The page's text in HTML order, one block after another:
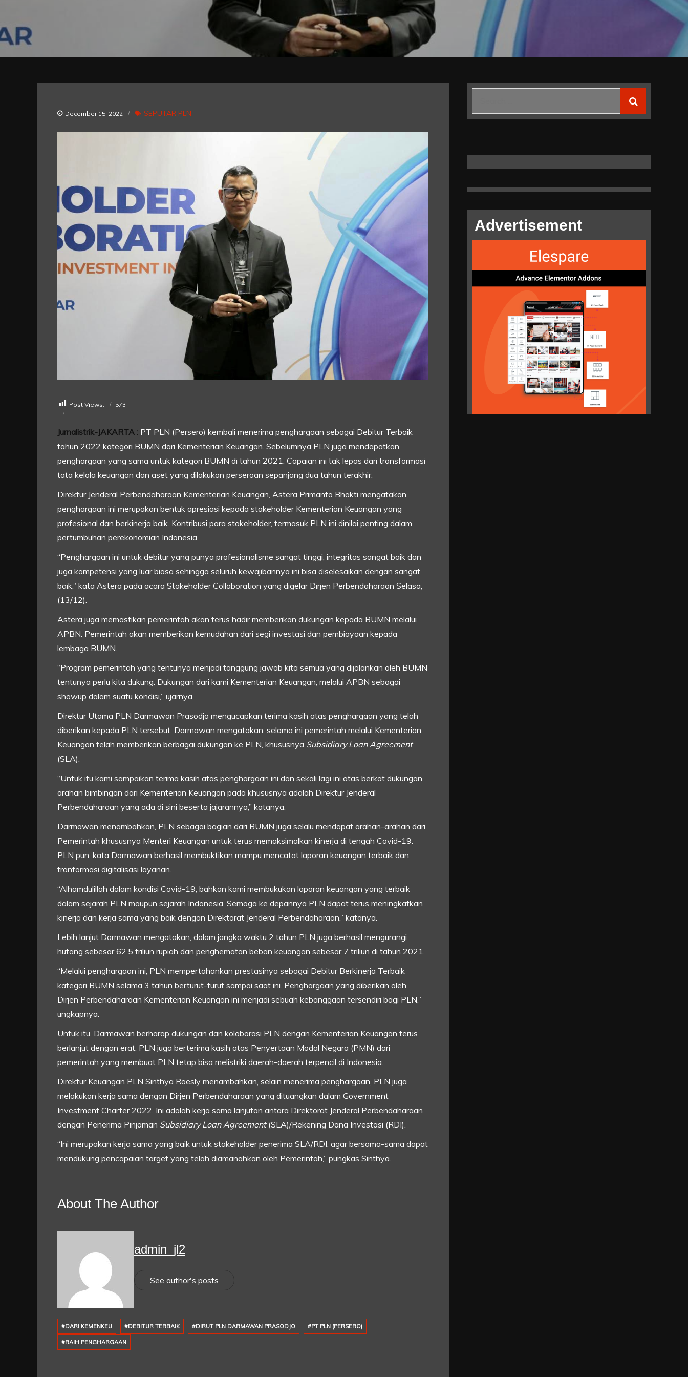
December 15, 2022 SEPUTAR PLN
Post Views: 573
Jurnalistrik-JAKARTA : PT PLN (Persero) kembali menerima penghargaan sebagai Debitur Terbaik
tahun 2022 kategori BUMN dari Kementerian Keuangan. Sebelumnya PLN juga mendapatkan
penghargaan yang sama untuk kategori BUMN di tahun 2021. Capaian ini tak lepas dari transformasi
tata kelola keuangan dan aset yang dilakukan perseroan sepanjang dua tahun terakhir.
Direktur Jenderal Perbendaharaan Kementerian Keuangan, Astera Primanto Bhakti mengatakan,
penghargaan ini merupakan bentuk apresiasi kepada stakeholder Kementerian Keuangan yang
profesional dan berkinerja baik. Kontribusi para stakeholder, termasuk PLN ini dinilai penting dalam
pertumbuhan perekonomian Indonesia.
“Penghargaan ini untuk debitur yang punya profesionalisme sangat tinggi, integritas sangat baik dan
juga kompetensi yang luar biasa sehingga seluruh kewajibannya ini bisa diselesaikan dengan sangat
baik,” kata Astera pada acara Stakeholder Collaboration yang digelar Dirjen Perbendaharaan Selasa,
(13/12).
Astera juga memastikan pemerintah akan terus hadir memberikan dukungan kepada BUMN melalui
APBN. Pemerintah akan memberikan kemudahan dari segi investasi dan pembiayaan kepada
lembaga BUMN.
“Program pemerintah yang tentunya menjadi tanggung jawab kita semua yang dijalankan oleh BUMN
tentunya perlu kita dukung. Dukungan dari kami Kementerian Keuangan, melalui APBN sebagai
showup dalam suatu kondisi,” ujarnya.
Direktur Utama PLN Darmawan Prasodjo mengucapkan terima kasih atas penghargaan yang telah
diberikan kepada PLN tersebut. Darmawan mengatakan, selama ini pemerintah melalui Kementerian
Keuangan telah memberikan berbagai dukungan ke PLN, khususnya Subsidiary Loan Agreement
(SLA).
“Untuk itu kami sampaikan terima kasih atas penghargaan ini dan sekali lagi ini atas berkat dukungan
arahan bimbingan dari Kementerian Keuangan pada khususnya adalah Direktur Jenderal
Perbendaharaan yang ada di sini beserta jajarannya,” katanya.
Darmawan menambahkan, PLN sebagai bagian dari BUMN juga selalu mendapat arahan-arahan dari
Pemerintah khususnya Menteri Keuangan untuk terus memaksimalkan kinerja di tengah Covid-19.
PLN pun, kata Darmawan berhasil membuktikan mampu mencatat laporan keuangan terbaik dan
tranformasi digitalisasi layanan.
“Alhamdulillah dalam kondisi Covid-19, bahkan kami membukukan laporan keuangan yang terbaik
dalam sejarah PLN maupun sejarah Indonesia. Semoga ke depannya PLN dapat terus meningkatkan
kinerja dan kerja sama yang baik dengan Direktorat Jenderal Perbendaharaan,” katanya.
Lebih lanjut Darmawan mengatakan, dalam jangka waktu 2 tahun PLN juga berhasil mengurangi
hutang sebesar 62,5 triliun rupiah dan penghematan beban keuangan sebesar 7 triliun di tahun 2021.
“Melalui penghargaan ini, PLN mempertahankan prestasinya sebagai Debitur Berkinerja Terbaik
kategori BUMN selama 3 tahun berturut-turut sampai saat ini. Penghargaan yang diberikan oleh
Dirjen Perbendaharaan Kementerian Keuangan ini menjadi sebuah kebanggaan tersendiri bagi PLN,”
ungkapnya.
Untuk itu, Darmawan berharap dukungan dan kolaborasi PLN dengan Kementerian Keuangan terus
berlanjut dengan erat. PLN juga berterima kasih atas Penyertaan Modal Negara (PMN) dari
pemerintah yang membuat PLN tetap bisa melistriki daerah-daerah terpencil di Indonesia.
Direktur Keuangan PLN Sinthya Roesly menambahkan, selain menerima penghargaan, PLN juga
melakukan kerja sama dengan Dirjen Perbendaharaan yang dituangkan dalam Government
Investment Charter 2022. Ini adalah kerja sama lanjutan antara Direktorat Jenderal Perbendaharaan
dengan Penerima Pinjaman Subsidiary Loan Agreement(SLA)/Rekening Dana Investasi (RDI).
“Ini merupakan kerja sama yang baik untuk stakeholder penerima SLA/RDI, agar bersama-sama dapat
mendukung pencapaian target yang telah diamanahkan oleh Pemerintah,” pungkas Sinthya.
About The Author
admin_jl2
See author's posts
#DARI KEMENKEU #DEBITUR TERBAIK #DIRUT PLN DARMAWAN PRASODJO #PT PLN (PERSERO)
#RAIH PENGHARGAAN
Advertisement